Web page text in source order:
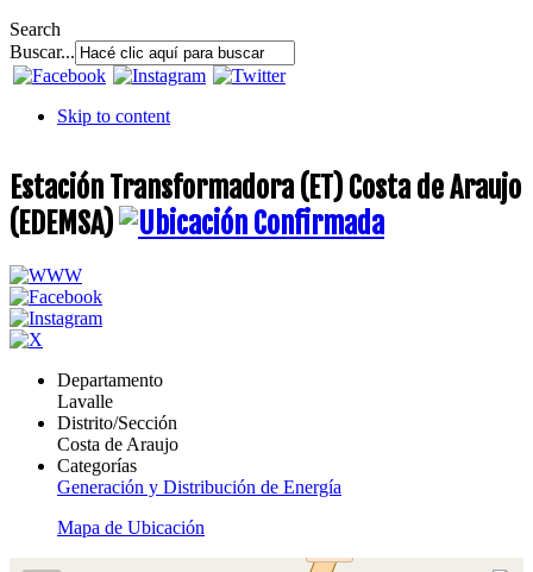
Search
Buscar...
Skip to content
Estación Transformadora (ET) Costa de Araujo
(EDEMSA)
Departamento
Lavalle
Distrito/Sección
Costa de Araujo
Categorías
Generación y Distribución de Energía
Mapa de Ubicación